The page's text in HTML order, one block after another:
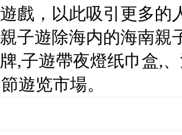
戲，以此吸引更多的
子遊除海内的海南親
,子遊帶夜燈纸巾盒,
遊览市場。